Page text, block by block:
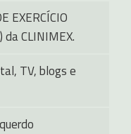
EXERCÍCIO
da CLINIMEX.
TV, blogs e